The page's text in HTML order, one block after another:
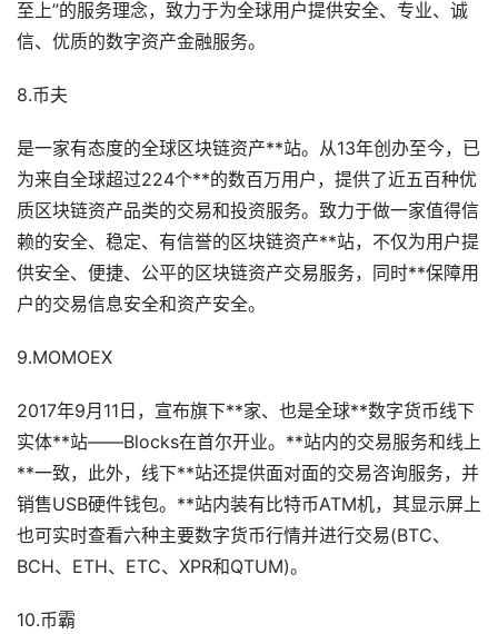
至上”的服务理念，致力于为全球用户提供安全、专业、诚
信、优质的数字资产金融服务。
8.币夫
是一家有态度的全球区块链资产**站。从13年创办至今，已
为来自全球超过224个**的数百万用户，提供了近五百种优
质区块链资产品类的交易和投资服务。致力于做一家值得信
赖的安全、稳定、有信誉的区块链资产**站，不仅为用户提
供安全、便捷、公平的区块链资产交易服务，同时**保障用
户的交易信息安全和资产安全。
9.MOMOEX
2017年9月11日，宣布旗下**家、也是全球**数字货币线下
实体**站——Blocks在首尔开业。**站内的交易服务和线上
**一致，此外，线下**站还提供面对面的交易咨询服务，并
销售USB硬件钱包。**站内装有比特币ATM机，其显示屏上
也可实时查看六种主要数字货币行情并进行交易(BTC、
BCH、ETH、ETC、XPR和QTUM)。
10.币霸